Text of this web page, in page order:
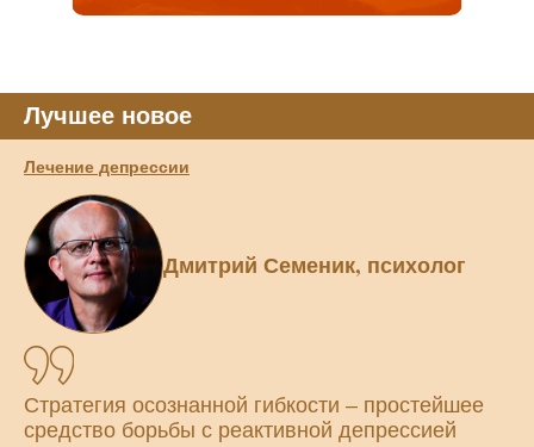
Лучшее новое
Лечение депрессии
Дмитрий Семеник, психолог
Стратегия осознанной гибкости – простейшее
средство борьбы с реактивной депрессией